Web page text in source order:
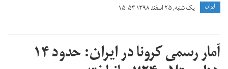
ايران یک شنبه, ۲۵ اسفند ۱۳۹۸ ۱۵:۵۳
آمار رسمی کرونا در ایران: حدود ۱۴